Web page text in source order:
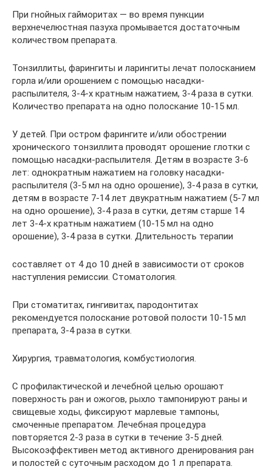
При гнойных гайморитах — во время пункции
верхнечелюстная пазуха промывается достаточным
количеством препарата.
Тонзиллиты, фарингиты и ларингиты лечат полосканием
горла и/или орошением с помощью насадки-
распылителя, 3-4-x кратным нажатием, 3-4 раза в сутки.
Количество препарата на одно полоскание 10-15 мл.
У детей. При остром фарингите и/или обострении
хронического тонзиллита проводят орошение глотки с
помощью насадки-распылителя. Детям в возрасте 3-6
лет: однократным нажатием на головку насадки-
распылителя (3-5 мл на одно орошение), 3-4 раза в сутки,
детям в возрасте 7-14 лет двукратным нажатием (5-7 мл
на одно орошение), 3-4 раза в сутки, детям старше 14
лет 3-4-х кратным нажатием (10-15 мл на одно
орошение), 3-4 раза в сутки. Длительность терапии
составляет от 4 до 10 дней в зависимости от сроков
наступления ремиссии. Стоматология.
При стоматитах, гингивитах, пародонтитах
рекомендуется полоскание ротовой полости 10-15 мл
препарата, 3-4 раза в сутки.
Хирургия, травматология, комбустиология.
С профилактической и лечебной целью орошают
поверхность ран и ожогов, рыхло тампонируют раны и
свищевые ходы, фиксируют марлевые тампоны,
смоченные препаратом. Лечебная процедура
повторяется 2-3 раза в сутки в течение 3-5 дней.
Высокоэффективен метод активного дренирования ран
и полостей с суточным расходом до 1 л препарата.